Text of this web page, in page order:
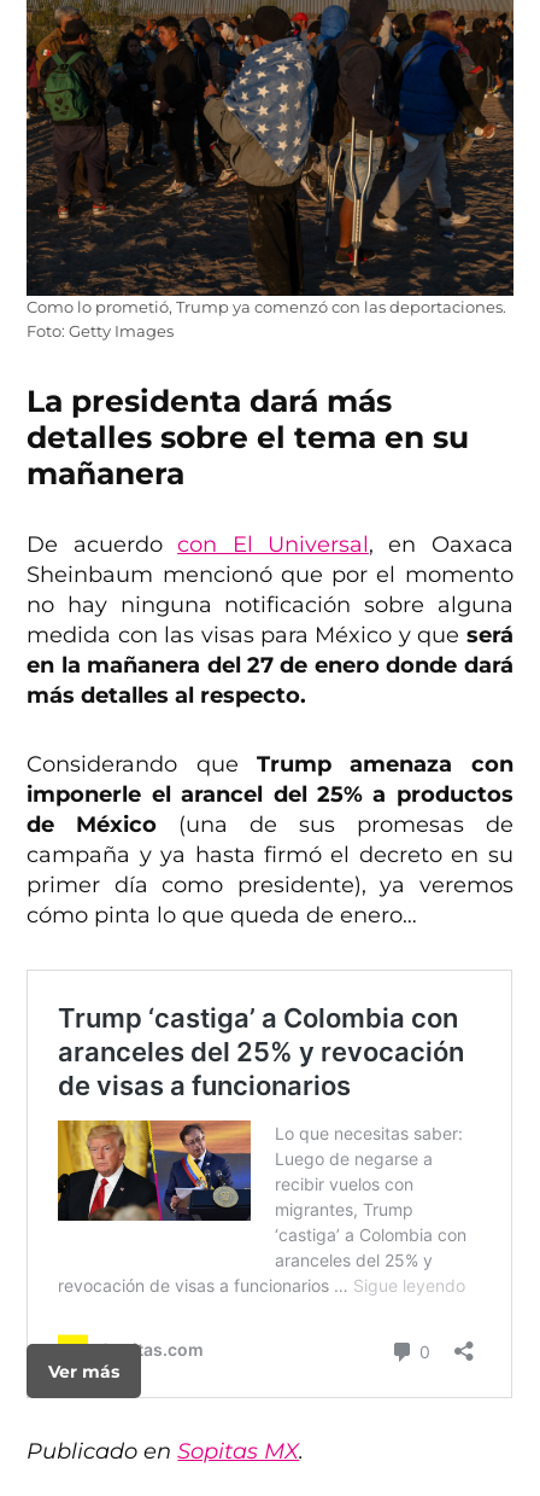
Como lo prometió, Trump ya comenzó con las deportaciones.
Foto: Getty Images
La presidenta dará más
detalles sobre el tema en su
mañanera
De acuerdocon El Universal, en Oaxaca
Sheinbaum mencionó que por el momento
no hay ninguna notificación sobre alguna
medida con las visas para México y que será
en la mañanera del 27 de enero donde dará
más detalles al respecto.
Considerando que Trump amenaza con
imponerle el arancel del 25% a productos
de México (una de sus promesas de
campaña y ya hasta firmó el decreto en su
primer día como presidente), ya veremos
cómo pinta lo que queda de enero…
Ver más
Publicado enSopitas MX.